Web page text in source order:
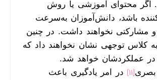
اگر محتوای آموزشی یا روش
باشد، دانش‌آموزان به‌سرعت
مشارکتی نخواهند داشت. در چنین
به کلاس توجهی نشان نخواهند داد که
عملکردشان خواهد شد.
[11]
در امر یادگیری باعث